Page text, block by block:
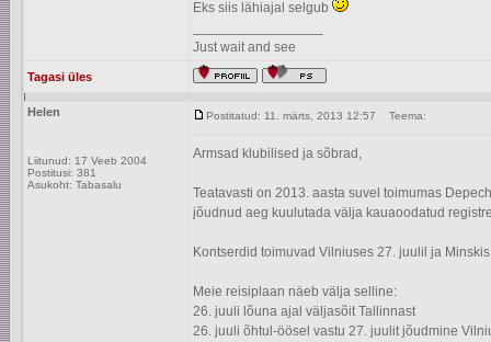
Eks siis lähiajal selgub
Just wait and see
Tagasi üles
Helen
Liitunud: 17 Veeb 2004
Postitusi: 381
Asukoht: Tabasalu
Postitatud: 11. märts, 2013 12:57 Teema:
Armsad klubilised ja sõbrad,
Teatavasti on 2013. aasta suvel toimumas
jõudnud aeg kuulutada välja kauaoodatud
Kontserdid toimuvad Vilniuses 27. juulil ja
Meie reisiplaan näeb välja selline:
26. juuli lõuna ajal väljasõit Tallinnast
26. juuli õhtul-öösel vastu 27. juulit jõudmine